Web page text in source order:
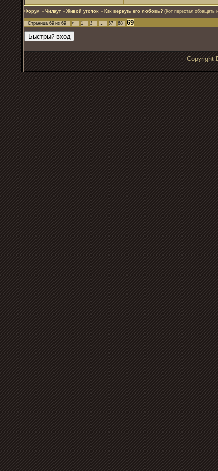
Форум » Чилаут » Живой уголок » Как вернуть его любовь? (Кот перестал обращать
Страница 69 из 69 « 1 2 … 67 68 69
Copyright